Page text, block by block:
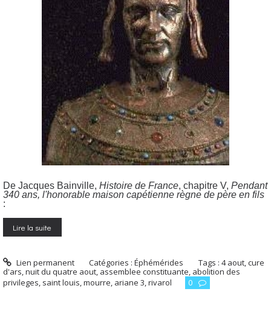
De Jacques Bainville, Histoire de France, chapitre V, Pendant
340 ans, l'honorable maison capétienne règne de père en fils
:
Lire la suite
Lien permanent Catégories :Éphémérides Tags :4 aout,cure
d'ars,nuit du quatre aout, assemblee constituante, abolition des
privileges, saint louis,mourre, ariane 3,rivarol 0